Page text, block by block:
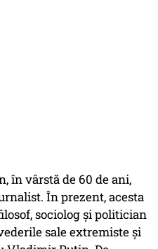
în vârstă de 60 de ani,
În prezent, acesta
sociolog și politician
sale extremiste și